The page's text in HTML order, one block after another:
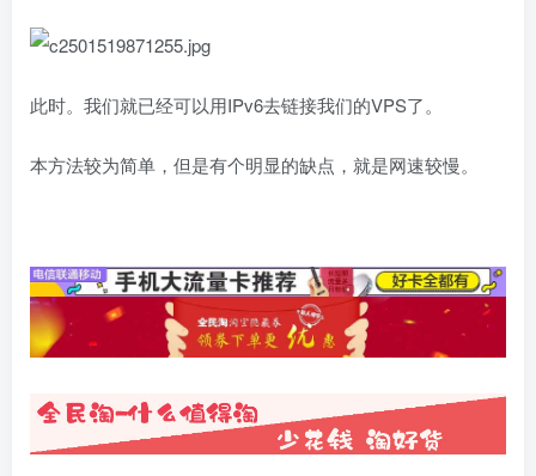
此时。我们就已经可以用IPv6去链接我们的VPS了。
本方法较为简单，但是有个明显的缺点，就是网速较慢。